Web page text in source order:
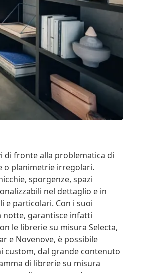
di fronte alla problematica di
o planimetrie irregolari.
sporgenze, spazi
nel dettaglio e in
e particolari. Con i suoi
notte, garantisce infatti
le librerie su misura Selecta,
e Novenove, è possibile
custom, dal grande contenuto
di librerie su misura